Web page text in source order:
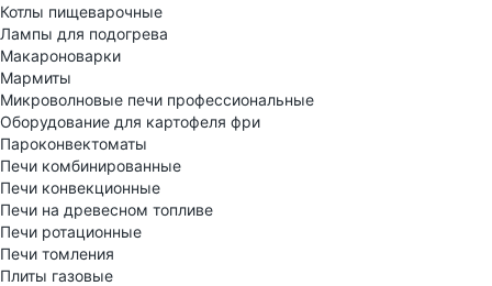
Котлы пищеварочные
Лампы для подогрева
Макароноварки
Мармиты
Микроволновые печи профессиональные
Оборудование для картофеля фри
Пароконвектоматы
Печи комбинированные
Печи конвекционные
Печи на древесном топливе
Печи ротационные
Печи томления
Плиты газовые